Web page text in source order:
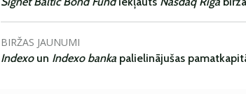
BIRŽAS JAUNUMI
Indexoun Indexo banka palielinājušas